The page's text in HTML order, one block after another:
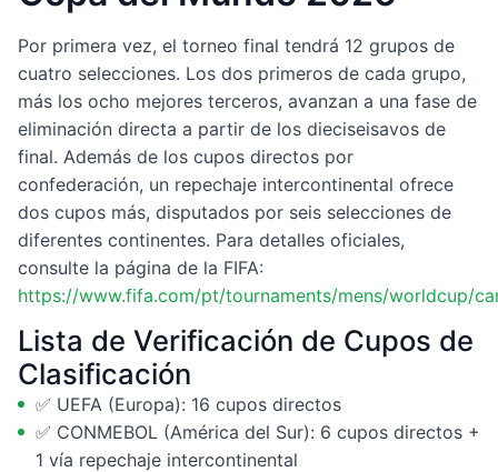
Por primera vez, el torneo final tendrá 12 grupos de
cuatro selecciones. Los dos primeros de cada grupo,
más los ocho mejores terceros, avanzan a una fase de
eliminación directa a partir de los dieciseisavos de
final. Además de los cupos directos por
confederación, un repechaje intercontinental ofrece
dos cupos más, disputados por seis selecciones de
diferentes continentes. Para detalles oficiales,
consulte la página de la FIFA:
https://www.fifa.com/pt/tournaments/mens/worldcup/
Lista de Verificación de Cupos de
Clasificación
✅ UEFA (Europa): 16 cupos directos
✅ CONMEBOL (América del Sur): 6 cupos directos +
1 vía repechaje intercontinental